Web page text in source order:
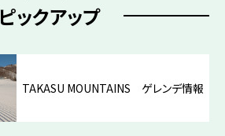
ピックアップ
TAKASU MOUNTAINS ゲレンデ情報